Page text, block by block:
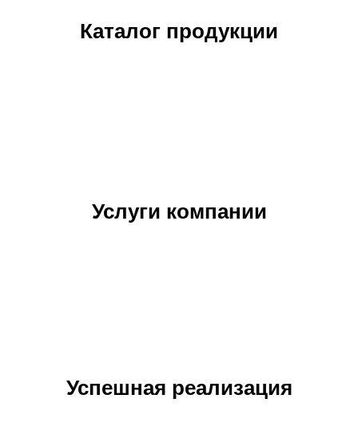
Каталог продукции
Услуги компании
Успешная реализация